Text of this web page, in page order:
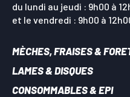
du lundi au jeudi : 9h00 à
et le vendredi : 9h00 à
MÈCHES, FRAISES &
LAMES & DISQUES
CONSOMMABLES & EPI